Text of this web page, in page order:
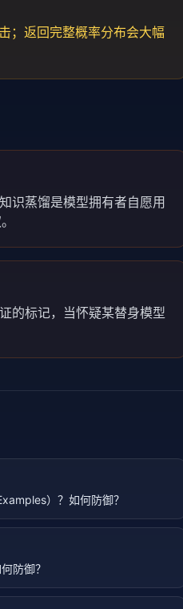
；返回完整概率分布会大幅
识蒸馏是模型拥有者自愿用
的标记，当怀疑某替身模型
）？如何防御？
防御？